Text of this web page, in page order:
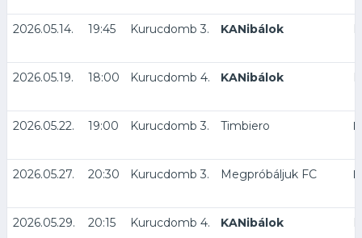
2026.05.14. 19:45 Kurucdomb 3. KANibálok
2026.05.19. 18:00 Kurucdomb 4. KANibálok
2026.05.22. 19:00 Kurucdomb 3. Timbiero
2026.05.27. 20:30 Kurucdomb 3. Megpróbáljuk FC
2026.05.29. 20:15 Kurucdomb 4. KANibálok